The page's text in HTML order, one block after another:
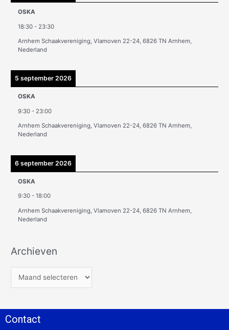
OSKA
18:30 - 23:30
Arnhem Schaakvereniging, Vlamoven 22-24, 6826 TN Arnhem,
Nederland
5 september 2026
OSKA
9:30 - 23:00
Arnhem Schaakvereniging, Vlamoven 22-24, 6826 TN Arnhem,
Nederland
6 september 2026
OSKA
9:30 -18:00
Arnhem Schaakvereniging, Vlamoven 22-24, 6826 TN Arnhem,
Nederland
Archieven
e
Contact